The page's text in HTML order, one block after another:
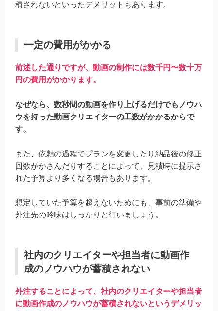
積されないといったデメリットもあります。
一定の費用がかかる
前述した通りですが、動画の制作には数千円〜数十万
円の費用がかかります。
なぜなら、数秒間の動画を作り上げるだけでもノウハ
ウを持った動画クリエイターの工数がかかるからで
す。
また、依頼の過程でプランを変更したり納品後の修正
回数がかさんだりすることによって、見積時に提示さ
れた予算より多くなる場合もあります。
想定していた予算を超えないためにも、事前の準備や
外注先の吟味はしっかりと行いましょう。
社内のクリエイターや担当者に動画作
成のノウハウが蓄積されない
外注することによって、社内のクリエイターや担当者
に動画作成のノウハウが蓄積されないというデメリッ